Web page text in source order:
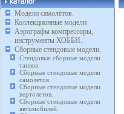
Модели самолётов.
Коллекционные модели
Аэрографы компрессоры,
инструменты ХОББИ.
Сборные стендовые модели.
Стендовые сборные модели
танков.
Сборные стендовые модели
самолетов.
Сборные стендовые модели
вертолетов.
Сборные стендовые модели
автомобилей.